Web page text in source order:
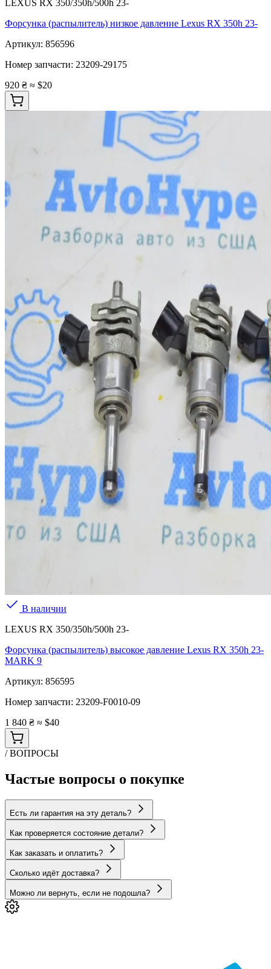
LEXUS RX 350/350h/500h 23-
Форсунка (распылитель) низкое давление Lexus RX 350h 23-
Артикул: 856596
Номер запчасти: 23209-29175
920 ₴ ≈ $20
В наличии
LEXUS RX 350/350h/500h 23-
Форсунка (распылитель) высокое давление Lexus RX 350h 23-
MARK 9
Артикул: 856595
Номер запчасти: 23209-F0010-09
1 840 ₴ ≈ $40
/ ВОПРОСЫ
Частые вопросы о покупке
Есть ли гарантия на эту деталь?
Как проверяется состояние детали?
Как заказать и оплатить?
Сколько идёт доставка?
Можно ли вернуть, если не подошла?